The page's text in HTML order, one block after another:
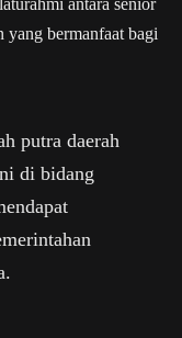
antara senior
yang bermanfaat bagi
putra daerah
di bidang